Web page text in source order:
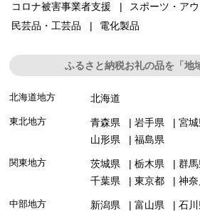
コロナ被害事業者支援
スポーツ・ア
民芸品・工芸品
電化製品
ふるさと納税お礼の品を「地
北海道地方 北海道
東北地方 青森県 岩手県 宮
山形県
福島県
関東地方 茨城県 栃木県 群
千葉県
東京都 神
中部地方 新潟県 富山県 石